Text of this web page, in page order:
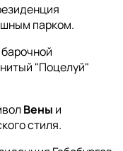
парком.
"Поцелуй"
Вены и
стиля.